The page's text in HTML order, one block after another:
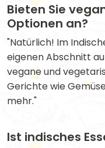
Bieten Sie
Optionen an?
"Natürlich! Im
eigenen Abschnitt
vegane und
Gerichte wie
mehr."
Ist indisches